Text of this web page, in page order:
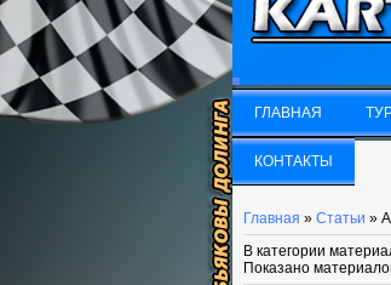
ГЛАВНАЯ
ГЛАВНАЯ
КОНТАКТЫ
КОНТАКТЫ
Главная » Статьи »
В категории
Показано